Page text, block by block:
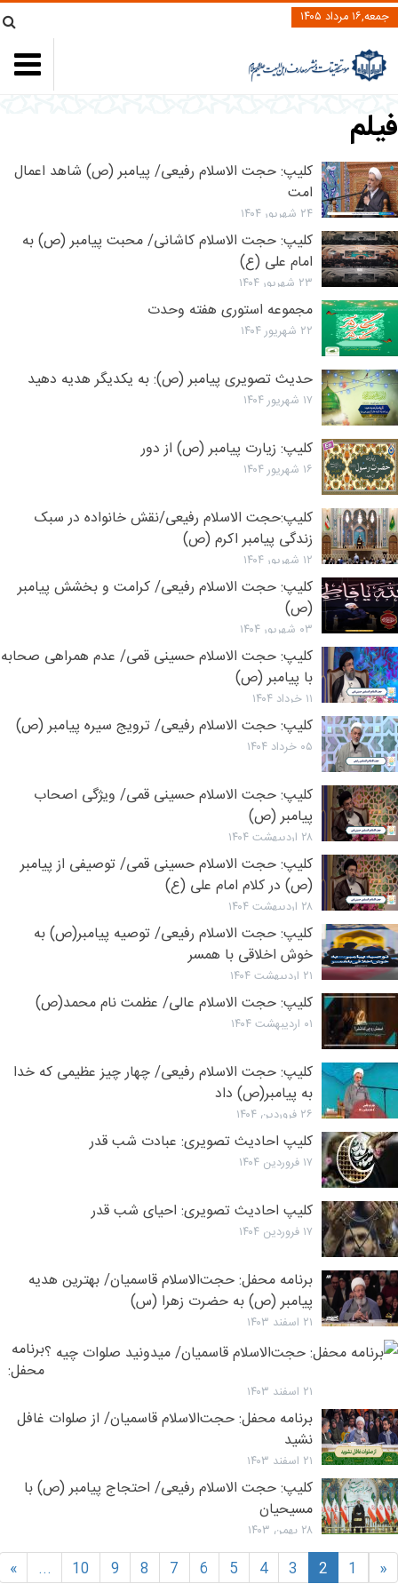
جمعه,۱۶ مرداد ۱۴۰۵
فیلم
کلیپ: حجت الاسلام رفیعی/ پیامبر (ص)‌ شاهد اعمال
امت
۲۴ شهریور ۱۴۰۴
کلیپ: حجت الاسلام کاشانی/ محبت پیامبر (ص)‌ به
امام علی (ع)
۲۳ شهریور ۱۴۰۴
مجموعه استوری هفته وحدت
۲۲ شهریور ۱۴۰۴
حدیث تصویری پیامبر (ص): به یکدیگر هدیه دهید
۱۷ شهریور ۱۴۰۴
کلیپ: زیارت پیامبر (ص) از دور
۱۶ شهریور ۱۴۰۴
کلیپ:‌حجت الاسلام رفیعی/نقش خانواده در سبک
زندگی پیامبر اکرم (ص)
۱۲ شهریور ۱۴۰۴
کلیپ:‌ حجت الاسلام رفیعی/ کرامت و بخشش پیامبر
(ص)
۰۳ شهریور ۱۴۰۴
کلیپ: حجت الاسلام حسینی قمی/ عدم همراهی صحابه
با پیامبر (ص)
۱۱ خرداد ۱۴۰۴
کلیپ:‌ حجت الاسلام رفیعی/ ترویج سیره پیامبر (ص)
۰۵ خرداد ۱۴۰۴
کلیپ: حجت الاسلام حسینی قمی/ ویژگی اصحاب
پیامبر (ص)
۲۸ اردیبهشت ۱۴۰۴
کلیپ:‌ حجت الاسلام حسینی قمی/ توصیفی از پیامبر
(ص)‌ در کلام امام علی (ع)
۲۸ اردیبهشت ۱۴۰۴
کلیپ: حجت الاسلام رفیعی/ توصیه پیامبر(ص) به
خوش اخلاقی با همسر
۲۱ اردیبهشت ۱۴۰۴
کلیپ: حجت الاسلام عالی/ عظمت نام محمد(ص)
۰۱ اردیبهشت ۱۴۰۴
کلیپ: حجت الاسلام رفیعی/ چهار چیز عظیمی که خدا
به پیامبر(ص) داد
۲۶ فروردین ۱۴۰۴
کلیپ احادیث تصویری: عبادت شب قدر
۱۷ فروردین ۱۴۰۴
کلیپ احادیث تصویری: احیای شب قدر
۱۷ فروردین ۱۴۰۴
برنامه محفل: حجت‌الاسلام قاسمیان/ بهترین هدیه
پیامبر (ص) به حضرت زهرا (س)
۲۱ اسفند ۱۴۰۳
برنامه
محفل:
میدونید
چیه ؟
۲۱ اسفند ۱۴۰۳
برنامه محفل: حجت‌الاسلام قاسمیان/ از صلوات غافل
نشید
۲۱ اسفند ۱۴۰۳
کلیپ: حجت الاسلام رفیعی/ احتجاج پیامبر (ص) با
مسیحیان
۲۸ بهمن ۱۴۰۳
«
1
2
3
4
5
6
7
8
9
10
...
»